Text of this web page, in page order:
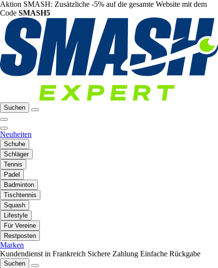
Aktion SMASH: Zusätzliche -5% auf die gesamte Website mit dem
Code SMASH5
Suchen
Neuheiten
Schuhe
Schläger
Tennis
Padel
Badminton
Tischtennis
Squash
Lifestyle
Für Vereine
Restposten
Marken
Kundendienst in Frankreich Sichere Zahlung Einfache Rückgabe
Suchen